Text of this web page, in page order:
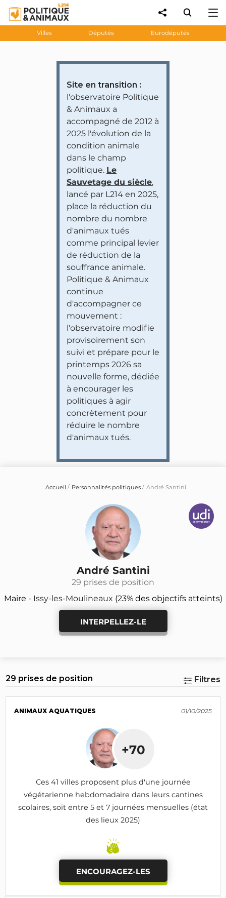
Villes Députés Eurodéputés
Site en transition :
l'observatoire Politique
& Animaux a
accompagné de 2012 à
2025 l'évolution de la
condition animale
dans le champ
politique. Le
Sauvetage du siècle,
lancé par L214 en 2025,
place la réduction du
nombre du nombre
d'animaux tués
comme principal levier
de réduction de la
souffrance animale.
Politique & Animaux
continue
d'accompagner ce
mouvement :
l'observatoire modifie
provisoirement son
suivi et prépare pour le
printemps 2026 sa
nouvelle forme, dédiée
à encourager les
politiques à agir
concrètement pour
réduire le nombre
d'animaux tués.
Accueil Personnalités politiques André Santini
André Santini
29 prises de position
Maire - Issy-les-Moulineaux (23% des objectifs atteints)
INTERPELLEZ-LE
29 prises de position Filtres
ANIMAUX AQUATIQUES 01/10/2025
+70
Ces 41 villes proposent plus d'une journée
végétarienne hebdomadaire dans leurs cantines
scolaires, soit entre 5 et 7 journées mensuelles (état
des lieux 2025)
ENCOURAGEZ-LES